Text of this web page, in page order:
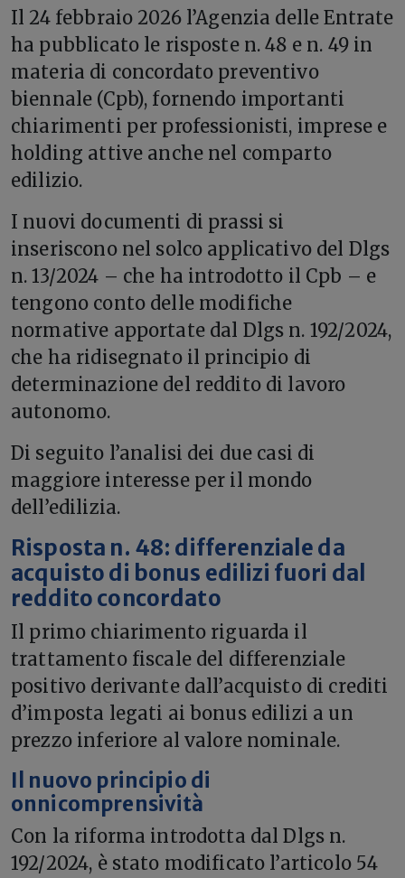
Il 24 febbraio 2026 l’Agenzia delle Entrate
ha pubblicato le risposte n. 48 e n. 49 in
materia di concordato preventivo
biennale (Cpb), fornendo importanti
chiarimenti per professionisti, imprese e
holding attive anche nel comparto
edilizio.
I nuovi documenti di prassi si
inseriscono nel solco applicativo del Dlgs
n. 13/2024 – che ha introdotto il Cpb – e
tengono conto delle modifiche
normative apportate dal Dlgs n. 192/2024,
che ha ridisegnato il principio di
determinazione del reddito di lavoro
autonomo.
Di seguito l’analisi dei due casi di
maggiore interesse per il mondo
dell’edilizia.
Risposta n. 48: differenziale da
acquisto di bonus edilizi fuori dal
reddito concordato
Il primo chiarimento riguarda il
trattamento fiscale del differenziale
positivo derivante dall’acquisto di crediti
d’imposta legati ai bonus edilizi a un
prezzo inferiore al valore nominale.
Il nuovo principio di
onnicomprensività
Con la riforma introdotta dal Dlgs n.
192/2024, è stato modificato l’articolo 54